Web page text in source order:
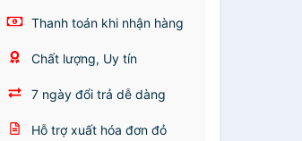
Thanh toán khi nhận hàng
Chất lượng, Uy tín
7 ngày đổi trả dễ dàng
Hỗ trợ xuất hóa đơn đỏ